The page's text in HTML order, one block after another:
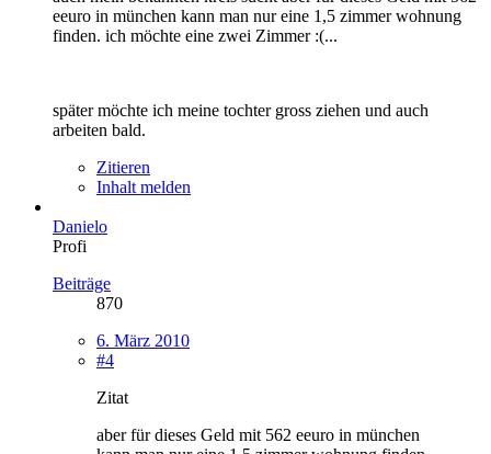
eeuro in münchen kann man nur eine 1,5 zimmer wohnung
finden. ich möchte eine zwei Zimmer :(...
später möchte ich meine tochter gross ziehen und auch
arbeiten bald.
Zitieren
Inhalt melden
Danielo
Profi
Beiträge
870
6. März 2010
#4
Zitat
aber für dieses Geld mit 562 eeuro in münchen